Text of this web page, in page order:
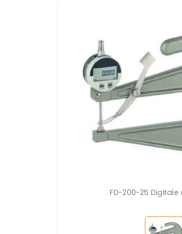
FD-200-25